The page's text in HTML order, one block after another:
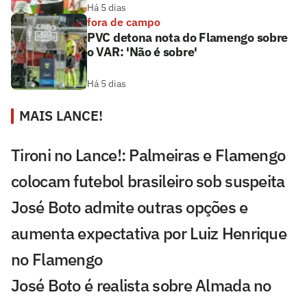
Há 5 dias
fora de campo
PVC detona nota do Flamengo sobre
o VAR: 'Não é sobre'
Há 5 dias
MAIS LANCE!
Tironi no Lance!: Palmeiras e Flamengo
colocam futebol brasileiro sob suspeita
José Boto admite outras opções e
aumenta expectativa por Luiz Henrique
no Flamengo
José Boto é realista sobre Almada no